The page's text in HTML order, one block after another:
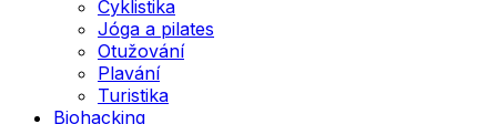
Cyklistika
Jóga a pilates
Otužování
Plavání
Turistika
Biohacking